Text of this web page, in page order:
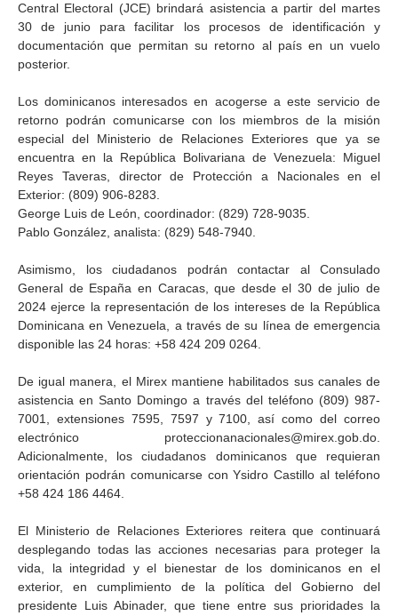
Central Electoral (JCE) brindará asistencia a partir del martes
30 de junio para facilitar los procesos de identificación y
documentación que permitan su retorno al país en un vuelo
posterior.
Los dominicanos interesados en acogerse a este servicio de
retorno podrán comunicarse con los miembros de la misión
especial del Ministerio de Relaciones Exteriores que ya se
encuentra en la República Bolivariana de Venezuela: Miguel
Reyes Taveras, director de Protección a Nacionales en el
Exterior: (809) 906-8283.
George Luis de León, coordinador: (829) 728-9035.
Pablo González, analista: (829) 548-7940.
Asimismo, los ciudadanos podrán contactar al Consulado
General de España en Caracas, que desde el 30 de julio de
2024 ejerce la representación de los intereses de la República
Dominicana en Venezuela, a través de su línea de emergencia
disponible las 24 horas: +58 424 209 0264.
De igual manera, el Mirex mantiene habilitados sus canales de
asistencia en Santo Domingo a través del teléfono (809) 987-
7001, extensiones 7595, 7597 y 7100, así como del correo
electrónico proteccionanacionales@mirex.gob.do.
Adicionalmente, los ciudadanos dominicanos que requieran
orientación podrán comunicarse con Ysidro Castillo al teléfono
+58 424 186 4464.
El Ministerio de Relaciones Exteriores reitera que continuará
desplegando todas las acciones necesarias para proteger la
vida, la integridad y el bienestar de los dominicanos en el
exterior, en cumplimiento de la política del Gobierno del
presidente Luis Abinader, que tiene entre sus prioridades la